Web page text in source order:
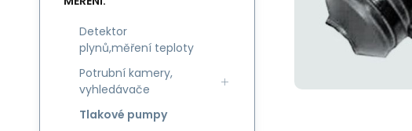
Detektor
plynů,měření teploty
Potrubní kamery,
vyhledávače
Tlakové pumpy